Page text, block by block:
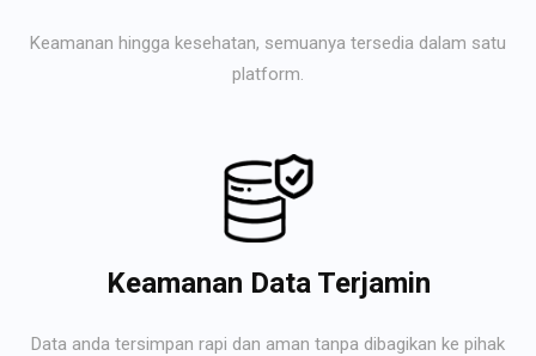
Keamanan hingga kesehatan, semuanya tersedia dalam satu
platform.
Keamanan Data Terjamin
Data anda tersimpan rapi dan aman tanpa dibagikan ke pihak